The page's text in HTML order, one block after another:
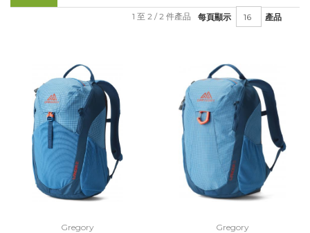
每頁顯示 產品
1 至 2 / 2 件產品
Gregory Gregory